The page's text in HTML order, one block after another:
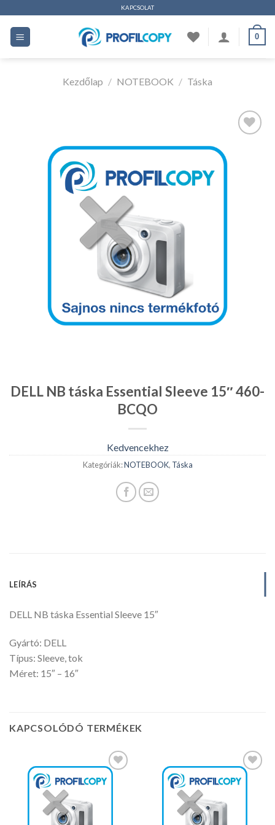
tartalomhoz
KAPCSOLAT
0
Kezdőlap / NOTEBOOK / Táska
Kedvencekhez
DELL NB táska Essential Sleeve 15″ 460-
BCQO
Kedvencekhez
Kategóriák:NOTEBOOK, Táska
LEÍRÁS
DELL NB táska Essential Sleeve 15″
Gyártó: DELL
Típus: Sleeve, tok
Méret: 15″ – 16″
KAPCSOLÓDÓ TERMÉKEK
Kedvencekhez Kedvencekhez